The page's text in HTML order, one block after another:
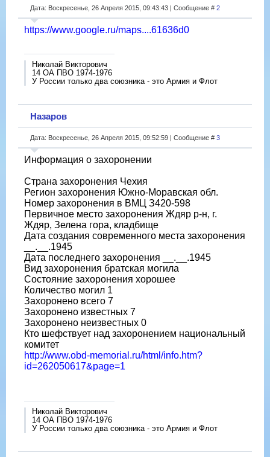
Дата: Воскресенье, 26 Апреля 2015, 09:43:43 | Сообщение # 2
https://www.google.ru/maps....61636d0
Николай Викторович
14 ОА ПВО 1974-1976
У России только два союзника - это Армия и Флот
Назаров
Дата: Воскресенье, 26 Апреля 2015, 09:52:59 | Сообщение # 3
Информация о захоронении
Страна захоронения Чехия
Регион захоронения Южно-Моравская обл.
Номер захоронения в ВМЦ З420-598
Первичное место захоронения Ждяр р-н, г.
Ждяр, Зелена гора, кладбище
Дата создания современного места захоронения
__.__.1945
Дата последнего захоронения __.__.1945
Вид захоронения братская могила
Состояние захоронения хорошее
Количество могил 1
Захоронено всего 7
Захоронено известных 7
Захоронено неизвестных 0
Кто шефствует над захоронением национальный
комитет
http://www.obd-memorial.ru/html/info.htm?
id=262050617&page=1
Николай Викторович
14 ОА ПВО 1974-1976
У России только два союзника - это Армия и Флот